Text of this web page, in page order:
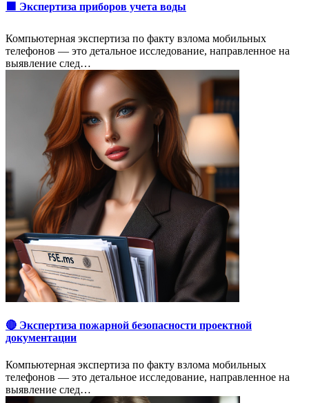
🟩 Экспертиза приборов учета воды
Компьютерная экспертиза по факту взлома мобильных
телефонов — это детальное исследование, направленное на
выявление след…
🔴 Экспертиза пожарной безопасности проектной
документации
Компьютерная экспертиза по факту взлома мобильных
телефонов — это детальное исследование, направленное на
выявление след…